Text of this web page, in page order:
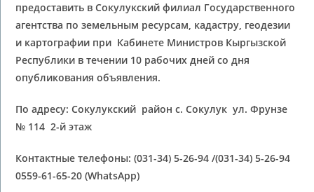
предоставить в Сокулукский филиал Государственного
агентства по земельным ресурсам, кадастру, геодезии
и картографии при Кабинете Министров Кыргызской
Республики в течении 10 рабочих дней со дня
опубликования объявления.
По адресу: Сокулукский район с. Сокулук ул. Фрунзе
№ 114 2-й этаж
Контактные телефоны: (031-34) 5-26-94/(031-34) 5-26-94
0559-61-65-20 (WhatsApp)